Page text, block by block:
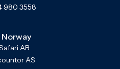
980 3558
Norway
AB
AS